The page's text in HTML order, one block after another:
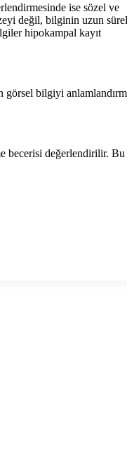
ise sözel ve
değil, bilginin uzun
hipokampal kayıt
görsel bilgiyi
becerisi değerlendirilir. Bu